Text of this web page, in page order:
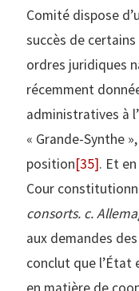
Comité dispose
succès de
ordres juridiques
récemment
administratives à
« Grande-Synthe
position[35]. Et
Cour
consorts. c.
aux demandes
conclut que